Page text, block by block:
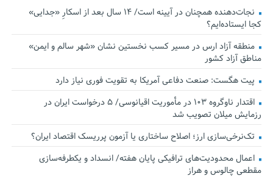
نجات‌دهنده‌ همچنان در آیینه است/ ۱۴ سال بعد از اسکارِ «جدایی»
کجا ایستاده‌ایم؟
منطقه آزاد ارس در مسیر کسب نخستین نشان «شهر سالم و ایمن»
مناطق آزاد کشور
پیت هگست: صنعت دفاعی آمریکا به تقویت فوری نیاز دارد
اقتدار ناوگروه ۱۰۳ در مأموریت‌ اقیانوسی/ ۵ درخواست ایران در
رزمایش میلان تصویب شد
تک‌نرخی‌سازی ارز؛ اصلاح ساختاری یا آزمون پرریسک اقتصاد ایران؟
اعمال محدودیت‌های ترافیکی پایان هفته/ انسداد و یکطرفه‌سازی
مقطعی چالوس و هراز